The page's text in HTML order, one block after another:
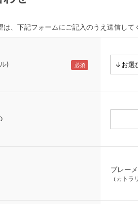
は、下記フォームにご記入のうえ送信して
)
ブレー
（カトラ